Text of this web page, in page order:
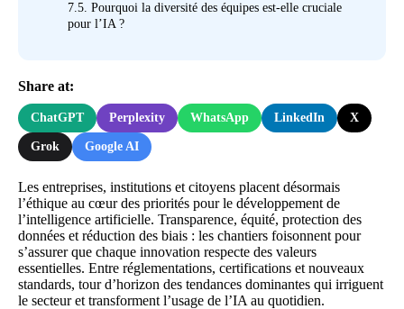
7.5. Pourquoi la diversité des équipes est-elle cruciale
pour l’IA ?
Share at:
ChatGPT Perplexity WhatsApp LinkedIn X
Grok Google AI
Les entreprises, institutions et citoyens placent désormais
l’éthique au cœur des priorités pour le développement de
l’intelligence artificielle. Transparence, équité, protection des
données et réduction des biais : les chantiers foisonnent pour
s’assurer que chaque innovation respecte des valeurs
essentielles. Entre réglementations, certifications et nouveaux
standards, tour d’horizon des tendances dominantes qui irriguent
le secteur et transforment l’usage de l’IA au quotidien.